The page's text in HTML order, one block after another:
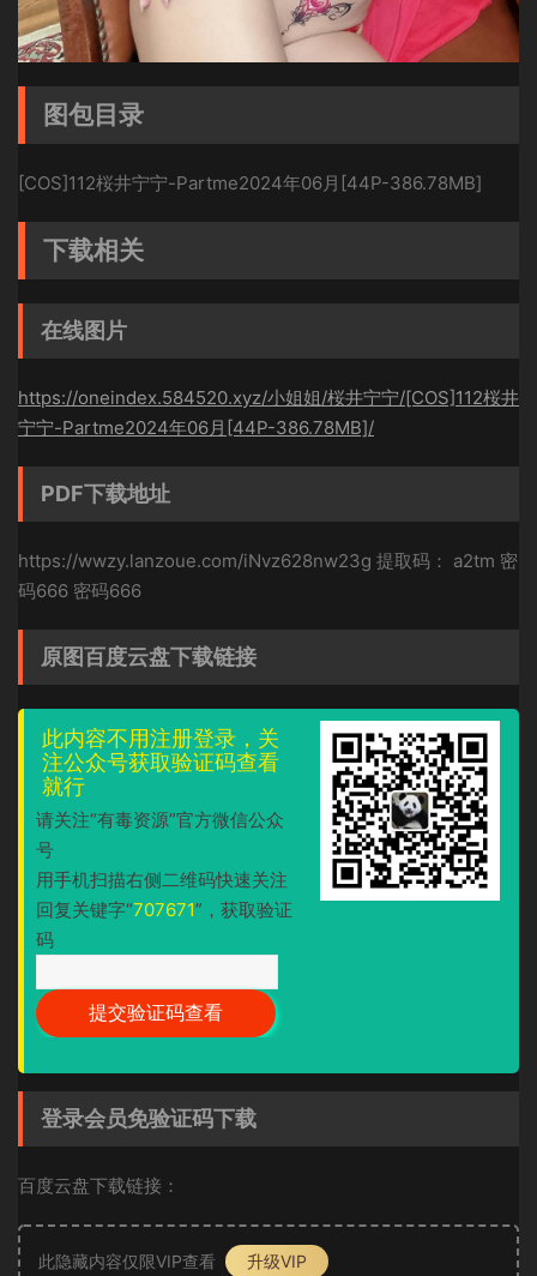
图包目录
[COS]112桜井宁宁-Partme2024年06月[44P-386.78MB]
下载相关
在线图片
https://oneindex.584520.xyz/小姐姐/桜井宁宁/[COS]112桜井
宁宁-Partme2024年06月[44P-386.78MB]/
PDF下载地址
https://wwzy.lanzoue.com/iNvz628nw23g 提取码： a2tm 密
码666 密码666
原图百度云盘下载链接
此内容不用注册登录，关
注公众号获取验证码查看
就行
请关注“有毒资源”官方微信公众
号
用手机扫描右侧二维码快速关注
回复关键字“707671”，获取验证
码
登录会员免验证码下载
百度云盘下载链接：
此隐藏内容仅限VIP查看 升级VIP